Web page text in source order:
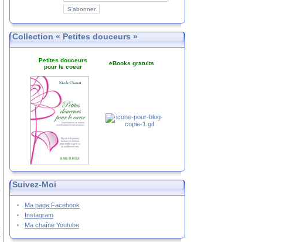
Collection « Petites douceurs »
Petites douceurs
pour le coeur
eBooks gratuits
Suivez-Moi
Ma page Facebook
Instagram
Ma chaîne Youtube